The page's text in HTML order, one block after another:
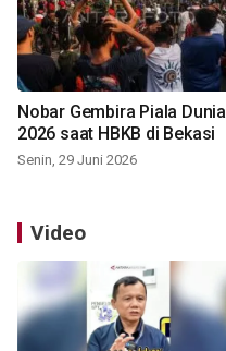
Nobar Gembira Piala Dunia
2026 saat HBKB di Bekasi
Senin, 29 Juni 2026
Video